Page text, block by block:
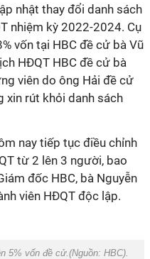
nhật thay đổi danh sách
nhiệm kỳ 2022-2024. Cụ
vốn tại HBC đề cử bà Vũ
HĐQT HBC đề cử bà
viên do ông Hải đề cử
xin rút khỏi danh sách
nay tiếp tục điều chỉnh
từ 2 lên 3 người, bao
đốc HBC, bà Nguyễn
viên HĐQT độc lập.
5% vốn đề cử.(Nguồn: HBC).